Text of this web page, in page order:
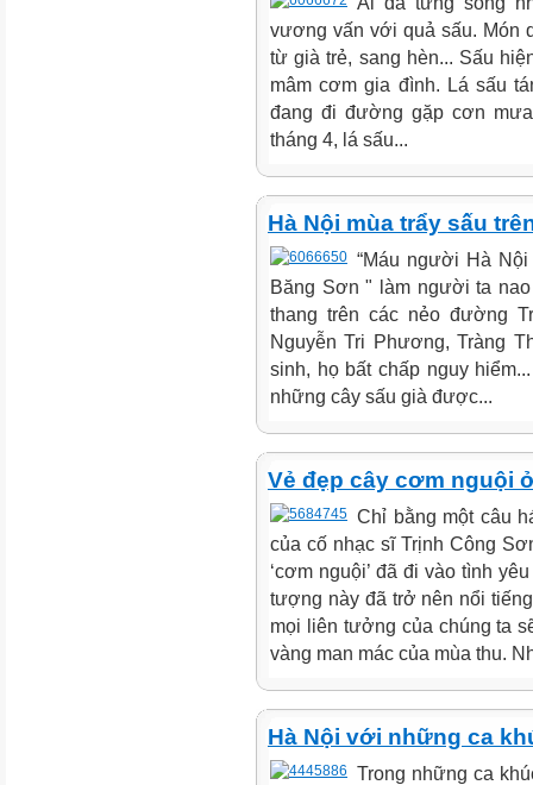
vương vấn với quả sấu. Món
từ già trẻ, sang hèn... Sấu
mâm cơm gia đình. Lá sấu
đang đi đường gặp cơn
tháng 4, lá sấu...
Hà Nội mùa trẩy sấu
“Máu người Hà
Băng Sơn " làm người ta
thang trên các nẻo đường
Nguyễn Tri Phương, Tràng
sinh, họ bất chấp nguy
những cây sấu già được...
Vẻ đẹp cây cơm nguội
Chỉ bằng một câu
của cố nhạc sĩ Trịnh Công
‘cơm nguội’ đã đi vào tình
tượng này đã trở nên nổi
mọi liên tưởng của chúng ta
vàng man mác của mùa thu.
Hà Nội với những ca
Trong những ca